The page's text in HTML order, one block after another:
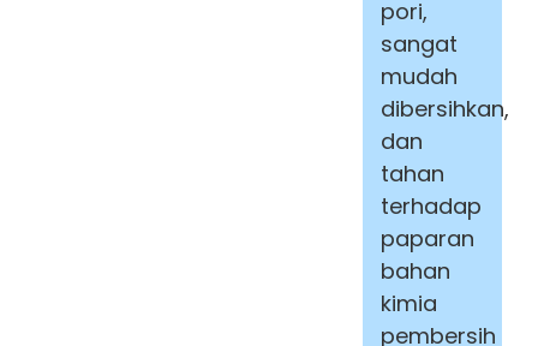
pori,
sangat
mudah
dibersihkan,
dan
tahan
terhadap
paparan
bahan
kimia
pembersih